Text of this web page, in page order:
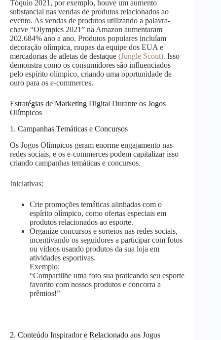
Tóquio 2021, por exemplo, houve um aumento
substancial nas vendas de produtos relacionados ao
evento. As vendas de produtos utilizando a palavra-
chave “Olympics 2021” na Amazon aumentaram
202.684% ano a ano. Produtos populares incluíam
decoração olímpica, roupas da equipe dos EUA e
mercadorias de atletas de destaque​ (Jungle Scout)​. Isso
demonstra como os consumidores são influenciados
pelo espírito olímpico, criando uma oportunidade de
ouro para os e-commerces.
Estratégias de Marketing Digital Durante os Jogos
Olímpicos
1. Campanhas Temáticas e Concursos
Os Jogos Olímpicos geram enorme engajamento nas
redes sociais, e os e-commerces podem capitalizar isso
criando campanhas temáticas e concursos.
Iniciativas:
Crie promoções temáticas alinhadas com o
espírito olímpico, como ofertas especiais em
produtos relacionados ao esporte.
Organize concursos e sorteios nas redes sociais,
incentivando os seguidores a participar com fotos
ou vídeos usando produtos da sua loja em
atividades esportivas.
Exemplo:
“Compartilhe uma foto sua praticando seu esporte
favorito com nossos produtos e concorra a
prêmios!”
2. Conteúdo Inspirador e Relacionado aos Jogos